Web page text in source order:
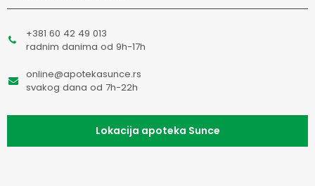
+381 60 42 49 013
radnim danima od 9h-17h
online@apotekasunce.rs
svakog dana od 7h-22h
Lokacija apoteka Sunce